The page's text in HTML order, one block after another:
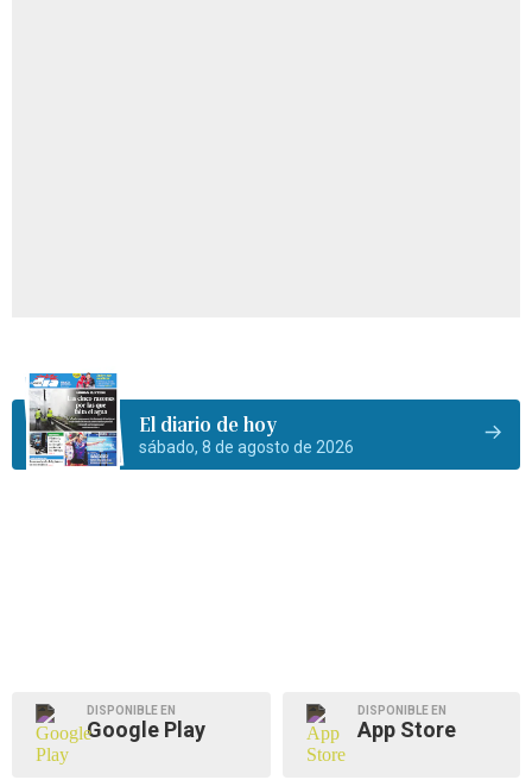
El diario de hoy
sábado, 8 de agosto de 2026
DISPONIBLE EN
Google Play
DISPONIBLE EN
App Store